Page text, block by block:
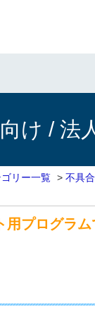
け / 法
リー一覧 > 不具
プログラ